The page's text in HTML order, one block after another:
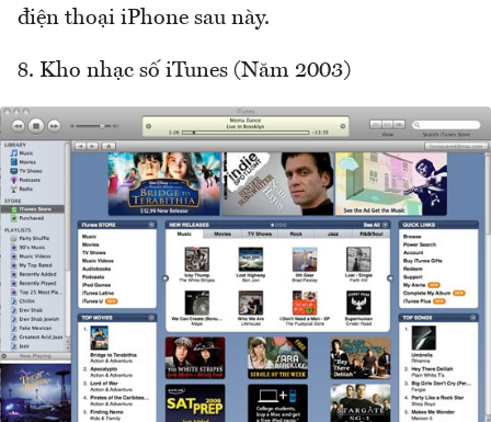
điện thoại iPhone sau này.
8. Kho nhạc số iTunes (Năm 2003)